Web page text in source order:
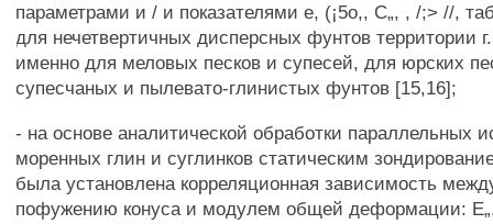
параметрами и / и показателями е, (¡5о,, С„, , /;> //,
для нечетвертичных дисперсных фунтов территории
именно для меловых песков и супесей, для юрских
супесчаных и пылевато-глинистых фунтов [15,16];
- на основе аналитической обработки параллельных
моренных глин и суглинков статическим
была установлена корреляционная зависимость
пофужению конуса и модулем общей деформации: